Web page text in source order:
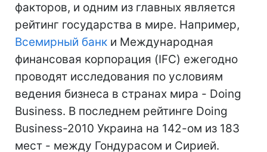
факторов, и одним из главных является
рейтинг государства в мире. Например,
Всемирный банк и Международная
финансовая корпорация (IFC) ежегодно
проводят исследования по условиям
ведения бизнеса в странах мира - Doing
Business. В последнем рейтинге Doing
Business-2010 Украина на 142-ом из 183
мест - между Гондурасом и Сирией.